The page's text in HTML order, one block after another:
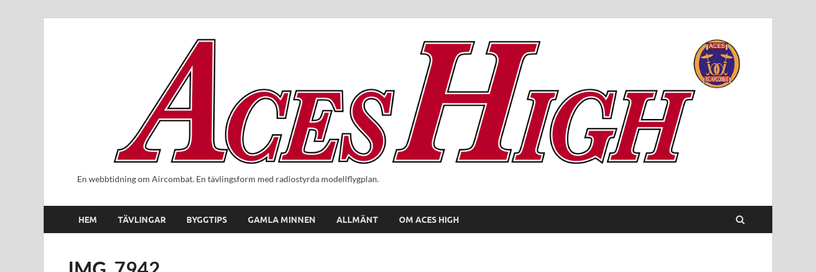
En webbtidning om Aircombat. En tävlingsform med radiostyrda modellflygplan.
HEM TÄVLINGAR BYGGTIPS GAMLA MINNEN ALLMÄNT OM ACES HIGH